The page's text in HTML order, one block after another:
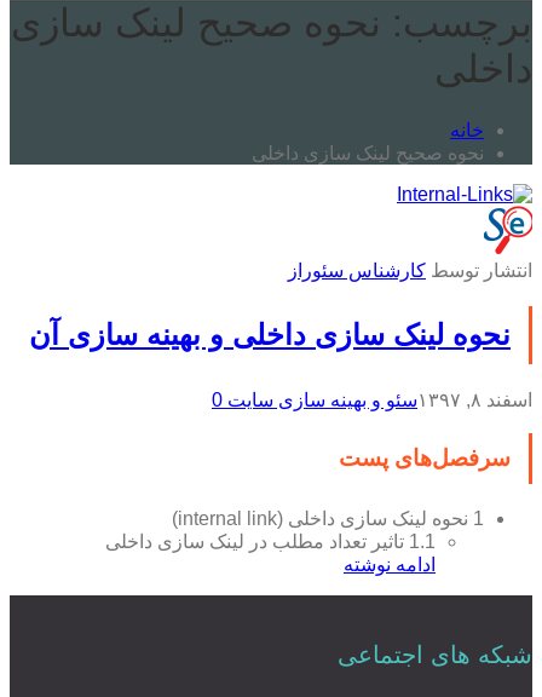
برچسب: نحوه صحیح لینک سازی
داخلی
خانه
نحوه صحیح لینک سازی داخلی
انتشار توسط کارشناس سئوراز
نحوه لینک سازی داخلی و بهینه سازی آن
اسفند ۸, ۱۳۹۷ سئو و بهینه سازی سایت
سرفصل‌های پست
1 نحوه لینک سازی داخلی (internal link)
1.1 تاثیر تعداد مطلب در لینک سازی داخلی
ادامه نوشته
شبکه های اجتماعی